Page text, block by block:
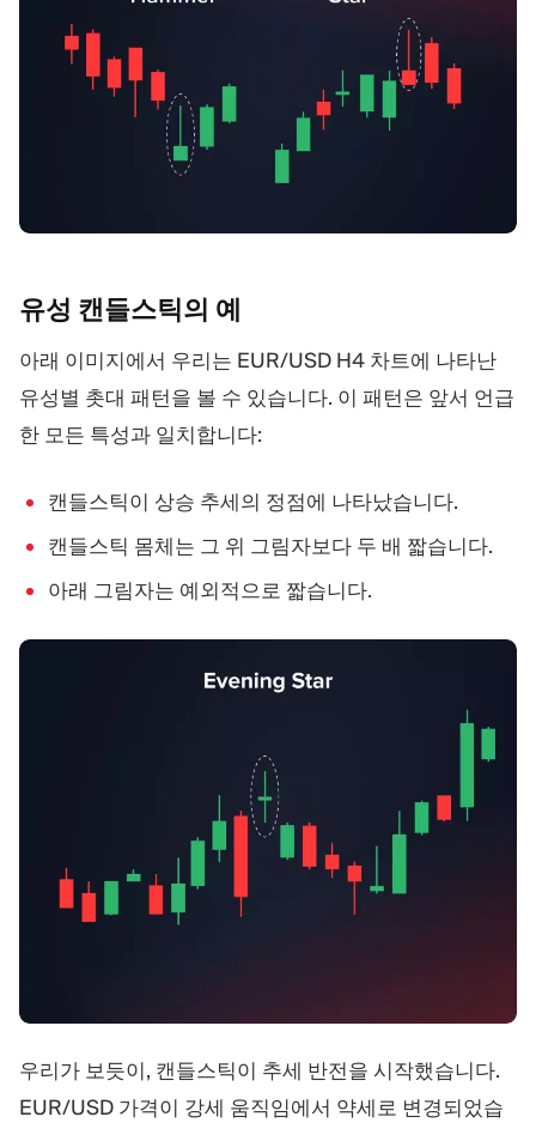
유성 캔들스틱의 예
아래 이미지에서 우리는 EUR/USD H4 차트에 나타난
유성별 촛대 패턴을 볼 수 있습니다. 이 패턴은 앞서 언급
한 모든 특성과 일치합니다:
캔들스틱이 상승 추세의 정점에 나타났습니다.
캔들스틱 몸체는 그 위 그림자보다 두 배 짧습니다.
아래 그림자는 예외적으로 짧습니다.
우리가 보듯이, 캔들스틱이 추세 반전을 시작했습니다.
EUR/USD 가격이 강세 움직임에서 약세로 변경되었습